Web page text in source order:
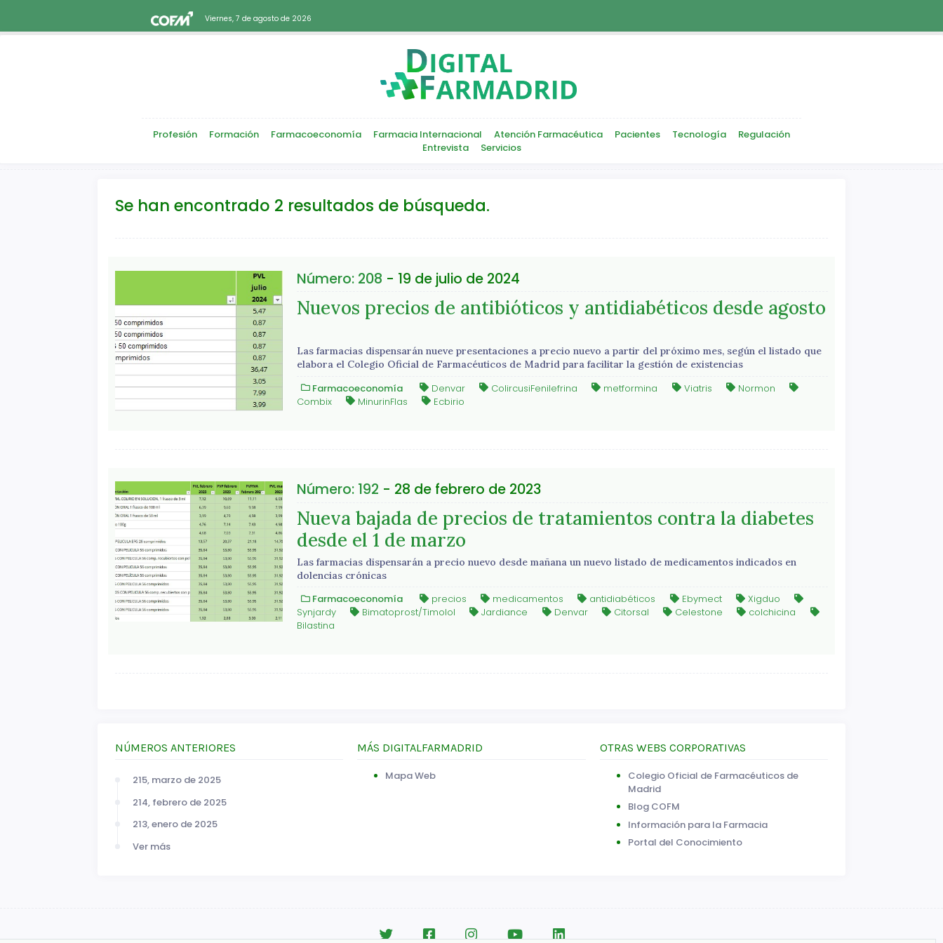
Viernes, 7 de agosto de 2026
Profesión Formación Farmacoeconomía Farmacia Internacional Atención Farmacéutica Pacientes Tecnología
Regulación
Entrevista
Servicios
Se han encontrado 2 resultados de búsqueda.
Número: 208 - 19 de julio de 2024
Nuevos precios de antibióticos y antidiabéticos desde agosto
Las farmacias dispensarán nueve presentaciones a precio nuevo a partir del próximo mes, según el listado que
elabora el Colegio Oficial de Farmacéuticos de Madrid para facilitar la gestión de existencias
Farmacoeconomía Denvar ColircusiFenilefrina metformina Viatris
Normon
Combix
MinurinFlas Ecbirio
Número: 192 - 28 de febrero de 2023
Nueva bajada de precios de tratamientos contra la diabetes
desde el 1 de marzo
Las farmacias dispensarán a precio nuevo desde mañana un nuevo listado de medicamentos indicados en
dolencias crónicas
Farmacoeconomía precios medicamentos antidiabéticos Ebymect
Xigduo
Synjardy
Bimatoprost/Timolol Jardiance Denvar Citorsal Celestone
colchicina
Bilastina
NÚMEROS ANTERIORES
215, marzo de 2025
214, febrero de 2025
213, enero de 2025
Ver más
MÁS DIGITALFARMADRID
Mapa Web
OTRAS WEBS CORPORATIVAS
Colegio Oficial de Farmacéuticos de
Madrid
Blog COFM
Información para la Farmacia
Portal del Conocimiento